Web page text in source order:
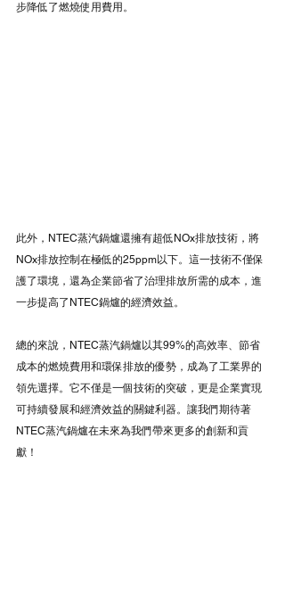
步降低了燃燒使用費用。
此外，NTEC蒸汽鍋爐還擁有超低NOx排放技術，將
NOx排放控制在極低的25ppm以下。這一技術不僅保
護了環境，還為企業節省了治理排放所需的成本，進
一步提高了NTEC鍋爐的經濟效益。
總的來說，NTEC蒸汽鍋爐以其99%的高效率、節省
成本的燃燒費用和環保排放的優勢，成為了工業界的
領先選擇。它不僅是一個技術的突破，更是企業實現
可持續發展和經濟效益的關鍵利器。讓我們期待著
NTEC蒸汽鍋爐在未來為我們帶來更多的創新和貢
獻！